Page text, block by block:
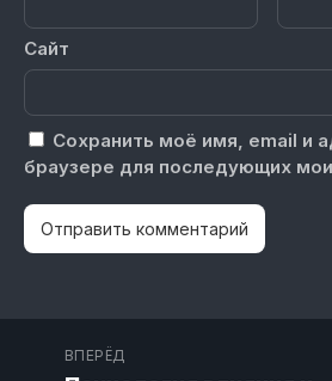
Сайт
Сохранить моё имя, email и
браузере для последующих
ВПЕРЁД